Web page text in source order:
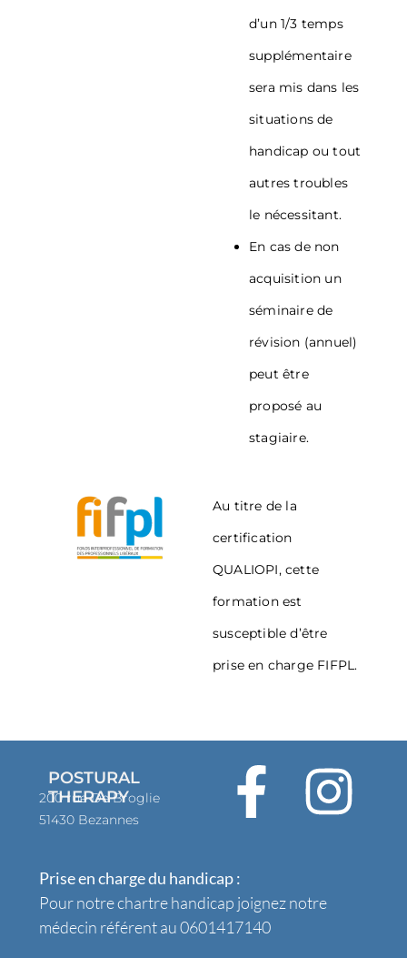
d’un 1/3 temps
supplémentaire
sera mis dans les
situations de
handicap ou tout
autres troubles
le nécessitant.
En cas de non
acquisition un
séminaire de
révision (annuel)
peut être
proposé au
stagiaire.
Au titre de la
certification
QUALIOPI, cette
formation est
susceptible d’être
prise en charge FIFPL.
POSTURAL
THERAPY
200 rue De Broglie
51430 Bezannes
Prise en charge du handicap :
Pour notre chartre handicap joignez notre
médecin référent au 0601417140